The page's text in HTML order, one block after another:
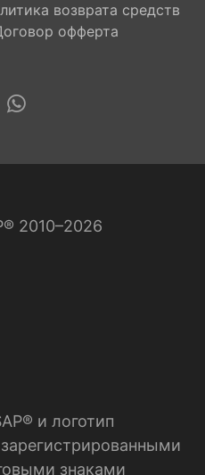
возврата средств
офферта
2010–2026
и логотип
знаками